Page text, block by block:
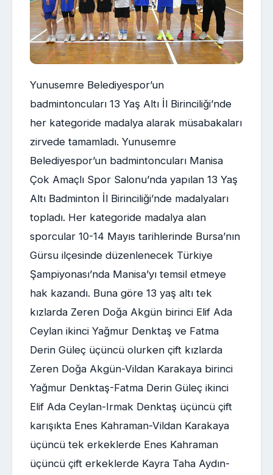
Yunusemre Belediyespor’un
badmintoncuları 13 Yaş Altı İl Birinciliği’nde
her kategoride madalya alarak müsabakaları
zirvede tamamladı. Yunusemre
Belediyespor’un badmintoncuları Manisa
Çok Amaçlı Spor Salonu’nda yapılan 13 Yaş
Altı Badminton İl Birinciliği’nde madalyaları
topladı. Her kategoride madalya alan
sporcular 10-14 Mayıs tarihlerinde Bursa’nın
Gürsu ilçesinde düzenlenecek Türkiye
Şampiyonası’nda Manisa’yı temsil etmeye
hak kazandı. Buna göre 13 yaş altı tek
kızlarda Zeren Doğa Akgün birinci Elif Ada
Ceylan ikinci Yağmur Denktaş ve Fatma
Derin Güleç üçüncü olurken çift kızlarda
Zeren Doğa Akgün-Vildan Karakaya birinci
Yağmur Denktaş-Fatma Derin Güleç ikinci
Elif Ada Ceylan-Irmak Denktaş üçüncü çift
karışıkta Enes Kahraman-Vildan Karakaya
üçüncü tek erkeklerde Enes Kahraman
üçüncü çift erkeklerde Kayra Taha Aydın-